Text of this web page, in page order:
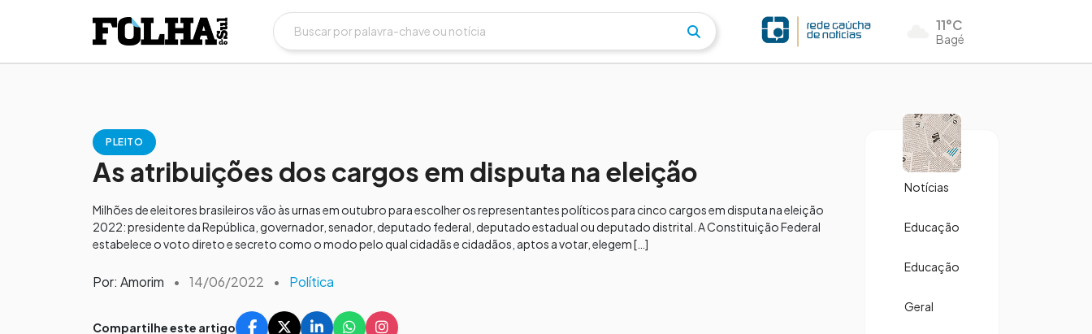
11°C
Bagé
PLEITO
As atribuições dos cargos em disputa na eleição
Milhões de eleitores brasileiros vão às urnas em outubro para escolher os representantes políticos para cinco cargos em disputa na eleição
2022: presidente da República, governador, senador, deputado federal, deputado estadual ou deputado distrital. A Constituição Federal
estabelece o voto direto e secreto como o modo pelo qual cidadãs e cidadãos, aptos a votar, elegem […]
Por: Amorim • 14/06/2022 • Política
Compartilhe este artigo
Notícias
Educação
Educação
Geral